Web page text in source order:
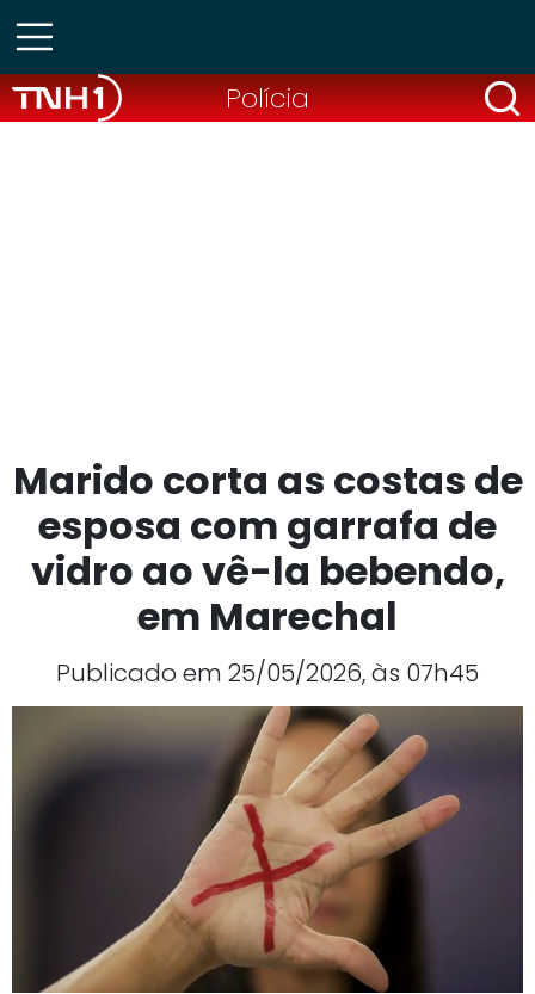
Polícia
Marido corta as costas de
esposa com garrafa de
vidro ao vê-la bebendo,
em Marechal
Publicado em 25/05/2026, às 07h45